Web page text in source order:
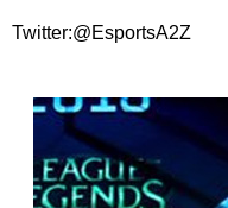
Twitter:@EsportsA2Z